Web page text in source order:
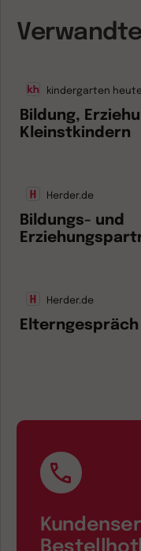
kindergarten
Bildung,
Kleinstkindern
Herder.de
Bildungs- und
Herder.de